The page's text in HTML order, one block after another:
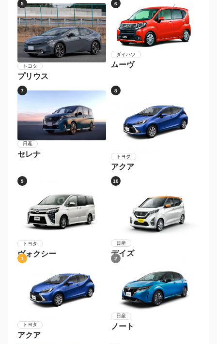
5
トヨタ
プリウス
6
ダイハツ
ムーヴ
7
日産
セレナ
8
トヨタ
アクア
9
トヨタ
ヴォクシー
10
日産
デイズ
1
トヨタ
アクア
2
日産
ノート